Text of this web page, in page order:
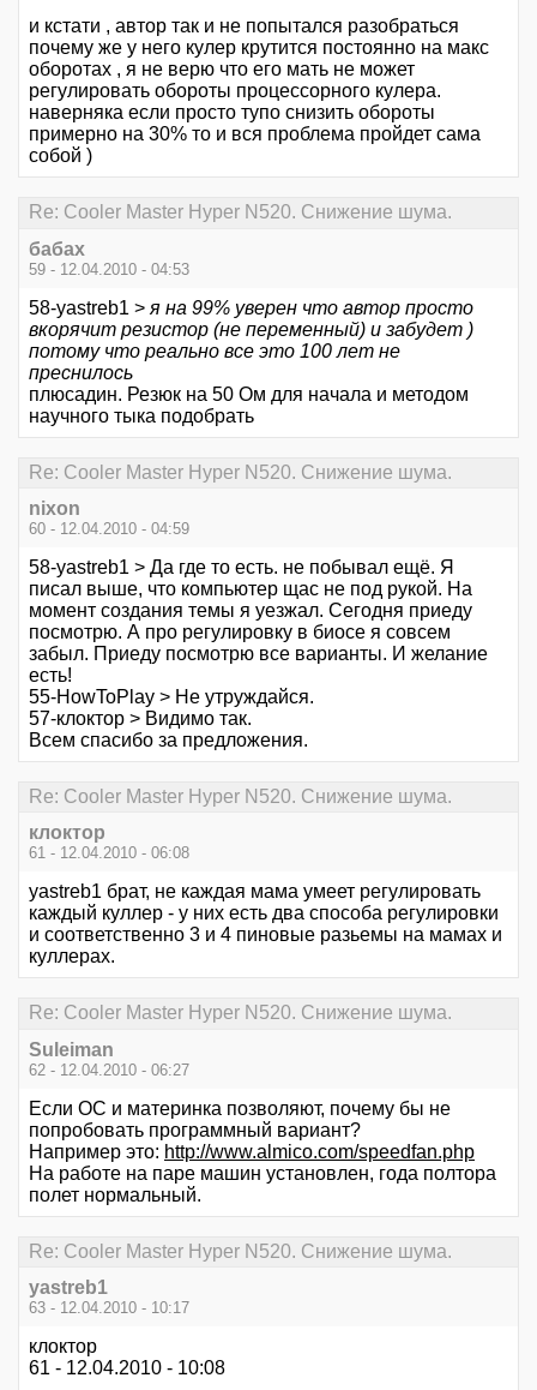
и кстати , автор так и не попытался разобраться
почему же у него кулер крутится постоянно на макс
оборотах , я не верю что его мать не может
регулировать обороты процессорного кулера.
наверняка если просто тупо снизить обороты
примерно на 30% то и вся проблема пройдет сама
собой )
Re: Cooler Master Hyper N520. Снижение шума.
бабах
59 - 12.04.2010 - 04:53
58-yastreb1 > я на 99% уверен что автор просто
вкорячит резистор (не переменный) и забудет )
потому что реально все это 100 лет не
преснилось
плюсадин. Резюк на 50 Ом для начала и методом
научного тыка подобрать
Re: Cooler Master Hyper N520. Снижение шума.
nixon
60 - 12.04.2010 - 04:59
58-yastreb1 > Да где то есть. не побывал ещё. Я
писал выше, что компьютер щас не под рукой. На
момент создания темы я уезжал. Сегодня приеду
посмотрю. А про регулировку в биосе я совсем
забыл. Приеду посмотрю все варианты. И желание
есть!
55-HowToPlay > Не утруждайся.
57-клоктор > Видимо так.
Всем спасибо за предложения.
Re: Cooler Master Hyper N520. Снижение шума.
клоктор
61 - 12.04.2010 - 06:08
yastreb1 брат, не каждая мама умеет регулировать
каждый куллер - у них есть два способа регулировки
и соответственно 3 и 4 пиновые разьемы на мамах и
куллерах.
Re: Cooler Master Hyper N520. Снижение шума.
Suleiman
62 - 12.04.2010 - 06:27
Если ОС и материнка позволяют, почему бы не
попробовать программный вариант?
Например это: http://www.almico.com/speedfan.php
На работе на паре машин установлен, года полтора
полет нормальный.
Re: Cooler Master Hyper N520. Снижение шума.
yastreb1
63 - 12.04.2010 - 10:17
клоктор
61 - 12.04.2010 - 10:08